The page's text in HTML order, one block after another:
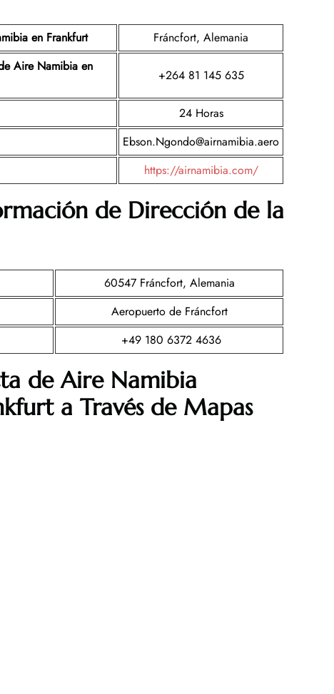
en Frankfurt
Fráncfort, Alemania
Aire Namibia en
+264 81 145 635
24 Horas
Ebson.Ngondo@airnamibia.aero
https://airnamibia.com/
de Dirección de la
60547 Fráncfort, Alemania
Aeropuerto de Fráncfort
+49 180 6372 4636
de Aire Namibia
a Través de Mapas